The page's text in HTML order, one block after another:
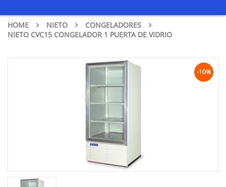
HOME NIETO
CONGELADORES
NIETO CVC15 CONGELADOR 1 PUERTA DE VIDRIO
-10%